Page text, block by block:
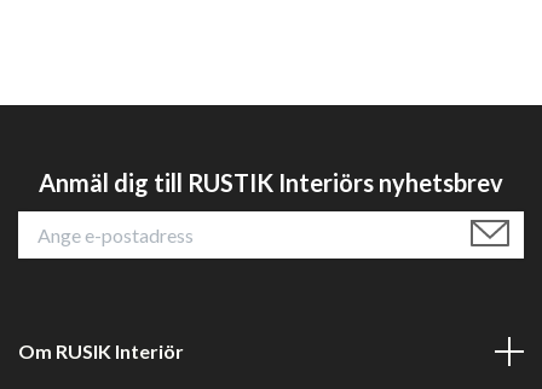
Anmäl dig till RUSTIK Interiörs nyhetsbrev
Om RUSIK Interiör